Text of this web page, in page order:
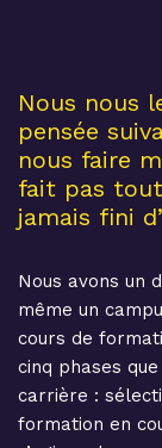
Nous nous
pensée
nous faire
fait pas
jamais fini
Nous avons un
même un
cours de
cinq phases
carrière :
formation en